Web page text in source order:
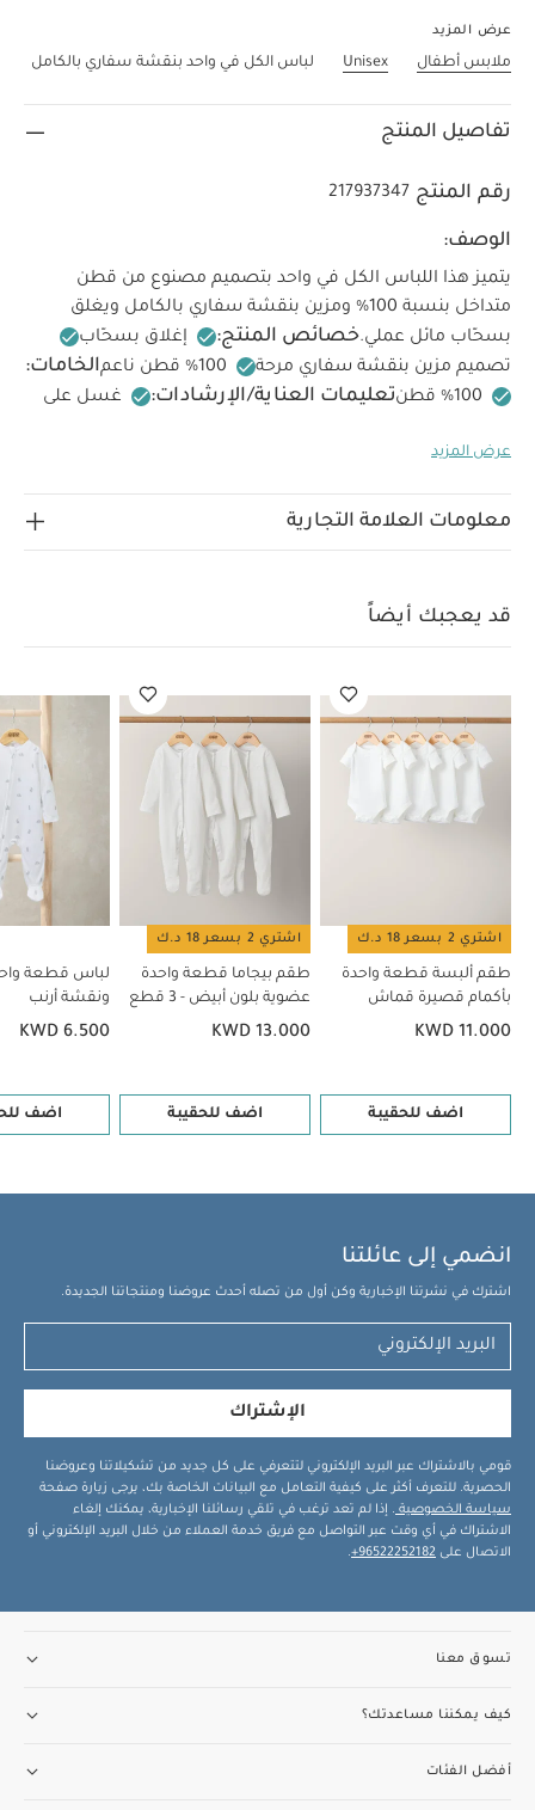
عرض المزيد
ملابس أطفال Unisex لباس الكل في واحد بنقشة سفاري بالكامل
تفاصيل المنتج
رقم المنتج 217937347
الوصف:
يتميز هذا اللباس الكل في واحد بتصميم مصنوع من قطن
متداخل بنسبة 100% ومزين بنقشة سفاري بالكامل ويغلق
بسحّاب مائل عملي.خصائص المنتج:
إغلاق بسحّاب
تصميم مزين بنقشة سفاري مرحة
الخامات:
100% قطن تعليمات العناية/الإرشادات:
غسل على
تجفيف على درجة حرارة منخفضة
كيّ على الجانب الداخلي قد يعجبك أيضاً:
طقم ألبسة قطعة واحدة
لباس قطعة واحدة بسحاب ونقشة أجرام سماوية
واحد عضوي قماش عضوي - أخضر
عرض المزيد
معلومات العلامة التجارية
قد يعجبك أيضاً
اشتري 2 بسعر 18 د.ك
طقم ألبسة قطعة واحدة
بأكمام قصيرة قماش
عضوي بلون أبيض - 5 قطع
KWD 11.000
اضف للحقيبة
اشتري 2 بسعر 18 د.ك
طقم بيجاما قطعة واحدة
عضوية بلون أبيض - 3 قطع
KWD 13.000
اضف للحقيبة
لباس قطعة
ونقشة أرنب
KWD 6.500
اضف
انضمي إلى عائلتنا
اشترك في نشرتنا الإخبارية وكن أول من تصله أحدث عروضنا ومنتجاتنا الجديدة.
الإشتراك
قومي بالاشتراك عبر البريد الإلكتروني لتتعرفي على كل جديد من تشكيلاتنا وعروضنا
الحصرية. للتعرف أكثر على كيفية التعامل مع البيانات الخاصة بك، يرجى زيارة صفحة
سياسة الخصوصية . إذا لم تعد ترغب في تلقي رسائلنا الإخبارية، يمكنك إلغاء
الاشتراك في أي وقت عبر التواصل مع فريق خدمة العملاء من خلال البريد الإلكتروني أو
الاتصال على 96522252182+
.
تسوق معنا
كيف يمكننا مساعدتك؟
أفضل الفئات